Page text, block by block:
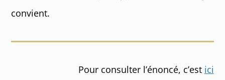
convient.
Pour consulter l’énoncé, c’est ici